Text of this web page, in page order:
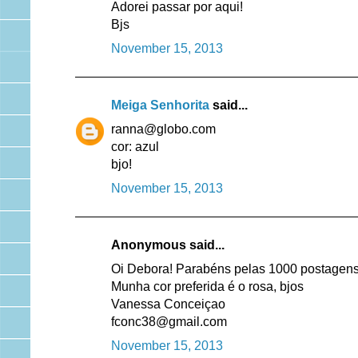
Adorei passar por aqui!
Bjs
November 15, 2013
Meiga Senhoritasaid...
ranna@globo.com
cor: azul
bjo!
November 15, 2013
Anonymous said...
Oi Debora! Parabéns pelas 1000
Munha cor preferida é o rosa, bjos
Vanessa Conceiçao
fconc38@gmail.com
November 15, 2013